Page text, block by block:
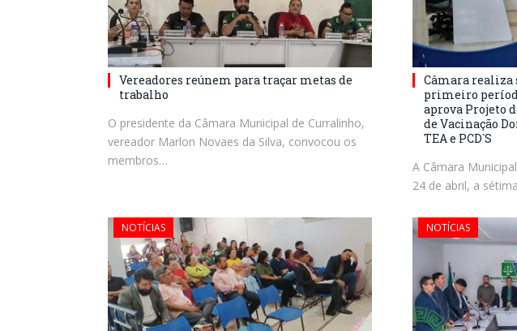
Vereadores reúnem para traçar metas de
trabalho
O presidente da Câmara Municipal de Curralinho,
vereador Marlon Novaes da Silva, convocou os
membros…
Câmara realiza
primeiro
aprova Projeto
de Vacinação
TEA e PCD`S
A Câmara
24 de abril, a
NOTÍCIAS NOTÍCIAS